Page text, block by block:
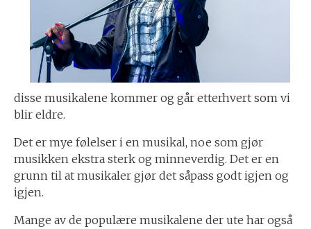
disse musikalene kommer og går etterhvert som vi
blir eldre.
Det er mye følelser i en musikal, noe som gjør
musikken ekstra sterk og minneverdig. Det er en
grunn til at musikaler gjør det såpass godt igjen og
igjen.
Mange av de populære musikalene der ute har også